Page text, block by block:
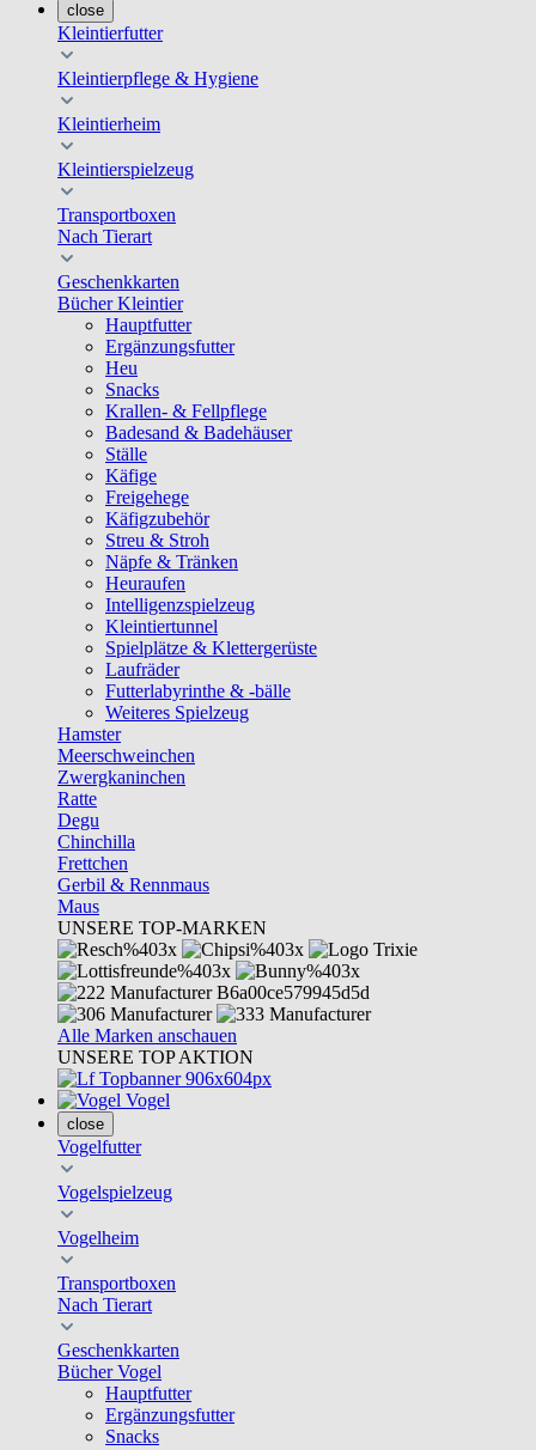
close
Kleintierfutter
Kleintierpflege & Hygiene
Kleintierheim
Kleintierspielzeug
Transportboxen
Nach Tierart
Geschenkkarten
Bücher Kleintier
Hauptfutter
Ergänzungsfutter
Heu
Snacks
Krallen- & Fellpflege
Badesand & Badehäuser
Ställe
Käfige
Freigehege
Käfigzubehör
Streu & Stroh
Näpfe & Tränken
Heuraufen
Intelligenzspielzeug
Kleintiertunnel
Spielplätze & Klettergerüste
Laufräder
Futterlabyrinthe & -bälle
Weiteres Spielzeug
Hamster
Meerschweinchen
Zwergkaninchen
Ratte
Degu
Chinchilla
Frettchen
Gerbil & Rennmaus
Maus
UNSERE TOP-MARKEN
Alle Marken anschauen
UNSERE TOP AKTION
Vogel
close
Vogelfutter
Vogelspielzeug
Vogelheim
Transportboxen
Nach Tierart
Geschenkkarten
Bücher Vogel
Hauptfutter
Ergänzungsfutter
Snacks